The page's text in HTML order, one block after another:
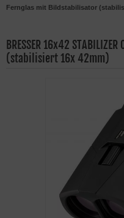
Fernglas mit Bildstabilisator
BRESSER 16x42
(stabilisiert 16x 42mm)